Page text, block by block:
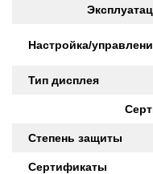
Настройка/
Тип дисплея
Степень защиты
Сертификаты